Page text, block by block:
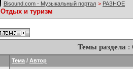
Bisound.com - Музыкальный портал > РАЗНОЕ
Отдых и туризм
Темы раздела :
Тема / Автор